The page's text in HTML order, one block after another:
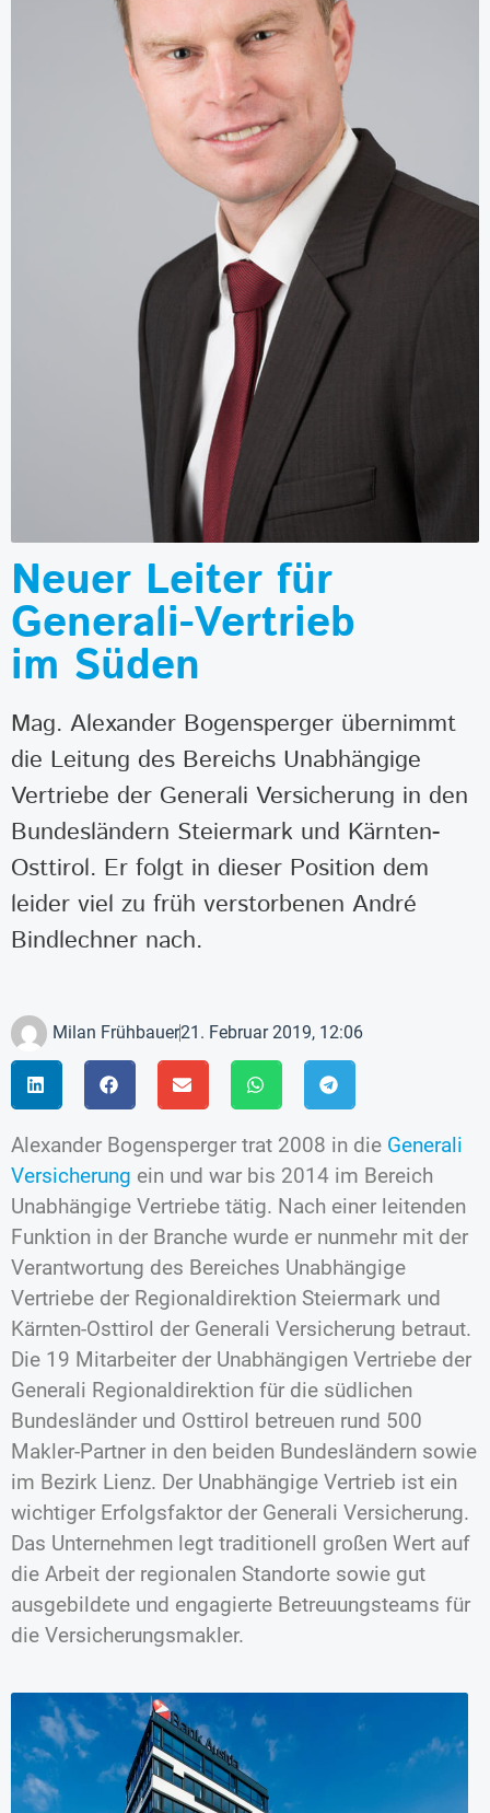
Neuer Leiter für
Generali-Vertrieb
im Süden
Mag. Alexander Bogensperger übernimmt
die Leitung des Bereichs Unabhängige
Vertriebe der Generali Versicherung in den
Bundesländern Steiermark und Kärnten-
Osttirol. Er folgt in dieser Position dem
leider viel zu früh verstorbenen André
Bindlechner nach.
Milan Frühbauer21. Februar 2019, 12:06
Alexander Bogensperger trat 2008 in die Generali
Versicherung ein und war bis 2014 im Bereich
Unabhängige Vertriebe tätig. Nach einer leitenden
Funktion in der Branche wurde er nunmehr mit der
Verantwortung des Bereiches Unabhängige
Vertriebe der Regionaldirektion Steiermark und
Kärnten-Osttirol der Generali Versicherung betraut.
Die 19 Mitarbeiter der Unabhängigen Vertriebe der
Generali Regionaldirektion für die südlichen
Bundesländer und Osttirol betreuen rund 500
Makler-Partner in den beiden Bundesländern sowie
im Bezirk Lienz. Der Unabhängige Vertrieb ist ein
wichtiger Erfolgsfaktor der Generali Versicherung.
Das Unternehmen legt traditionell großen Wert auf
die Arbeit der regionalen Standorte sowie gut
ausgebildete und engagierte Betreuungsteams für
die Versicherungsmakler.